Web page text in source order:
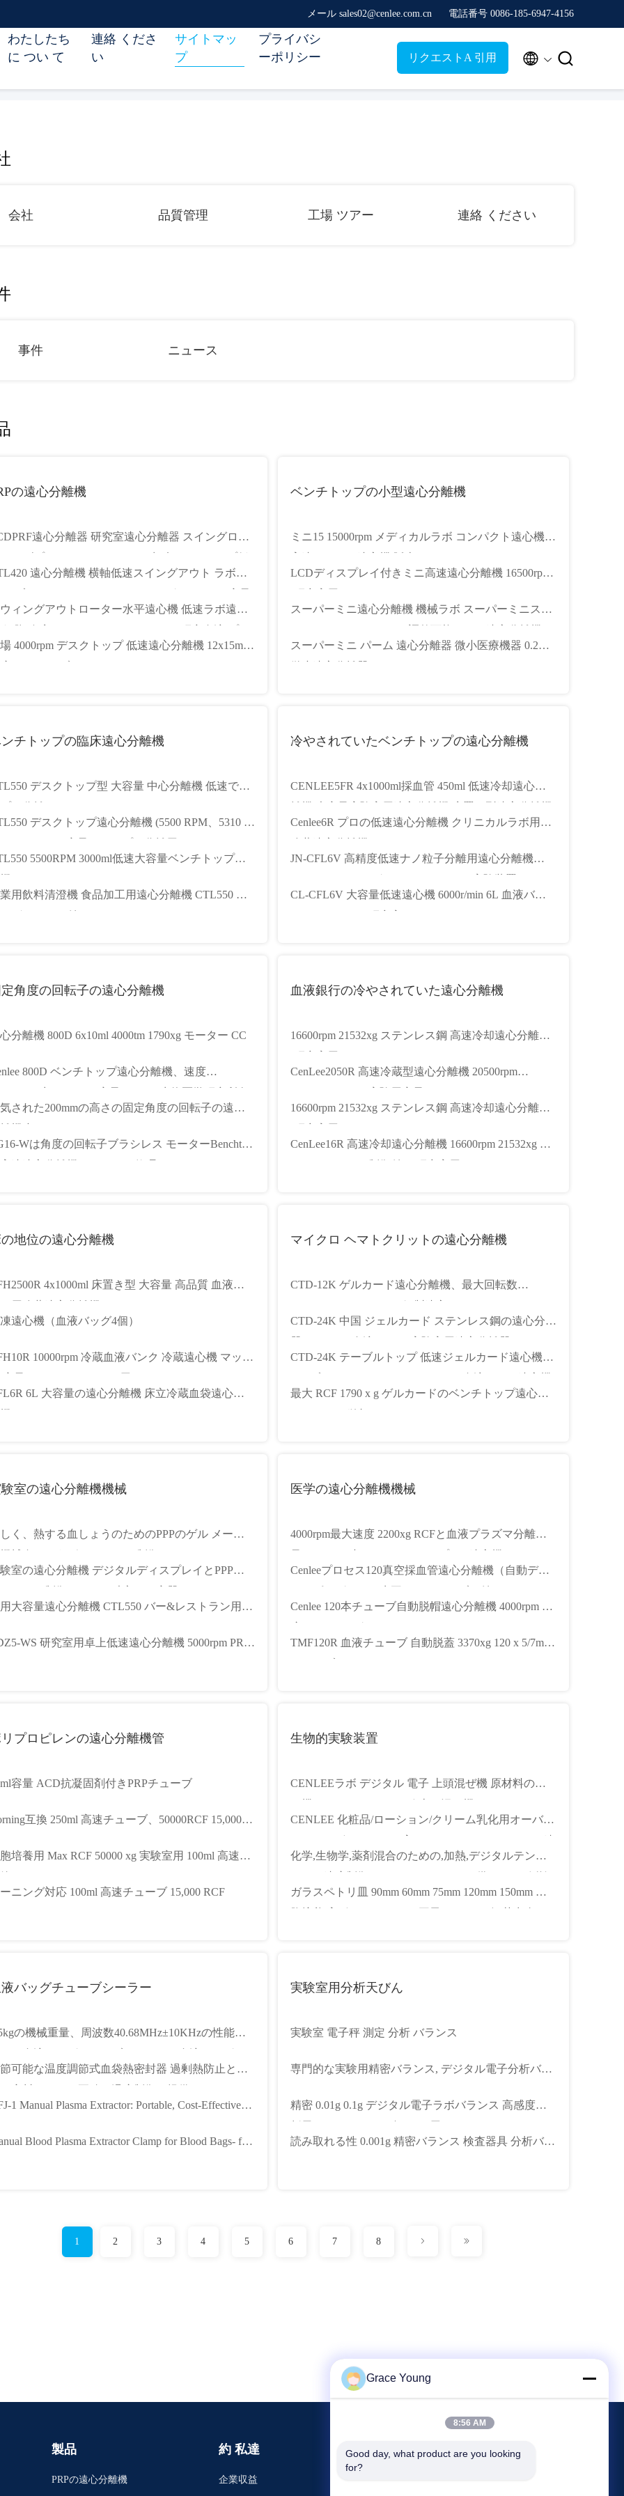
メール sales02@cenlee.com.cn 電話番号 0086-185-6947-4156
わたしたち
に つい て
連絡 くださ
い
サイトマッ
プ
プライバシ
ーポリシー
リクエストA 引用  
会社 品質管理 工場 ツアー 連絡 ください
事件 ニュース
の遠心分離機
遠心分離器 研究室遠心分離器 スイングロー
心分離機
遠心分離機 横軸低速スイングアウト ラボマ
ィングアウトローター水平遠心機 低速ラボ遠心
/尿分離
4000rpm デスクトップ 低速遠心分離機 12x15ml
ベンチトップの小型遠心分離機
ミニ15 15000rpm メディカルラボ コンパクト遠心機
LCDディスプレイ付きミニ高速遠心分離機 16500rpm
スーパーミニ遠心分離機 機械ラボ スーパーミニスト
スーパーミニ パーム 遠心分離器 微小医療機器 0.2ml
チトップの臨床遠心分離機
デスクトップ型 大容量 中心分離機 低速でサ
デスクトップ遠心分離機 (5500 RPM、5310 x
5500RPM 3000ml低速大容量ベンチトップ遠
用飲料清澄機 食品加工用遠心分離機 CTL550 ス
冷やされていたベンチトップの遠心分離機
CENLEE5FR 4x1000ml採血管 450ml 低速冷却遠心分
Cenlee6R プロの低速遠心分離機 クリニカルラボ用の
JN-CFL6V 高精度低速ナノ粒子分離用遠心分離機
CL-CFL6V 大容量低速遠心機 6000r/min 6L 血液バイ
定角度の回転子の遠心分離機
分離機 800D 6x10ml 4000tm 1790xg モーター CC
800D ベンチトップ遠心分離機、速度
された200mmの高さの固定角度の回転子の遠心
Wは角度の回転子ブラシレス モーターBenchtop
血液銀行の冷やされていた遠心分離機
16600rpm 21532xg ステンレス鋼 高速冷却遠心分離機
CenLee2050R 高速冷蔵型遠心分離機 20500rpm
16600rpm 21532xg ステンレス鋼 高速冷却遠心分離機
CenLee16R 高速冷却遠心分離機 16600rpm 21532xg タ
の地位の遠心分離機
4x1000ml 床置き型 大容量 高品質 血液バ
遠心機（血液バッグ4個）
10000rpm 冷蔵血液バンク 冷蔵遠心機 マック
6L 大容量の遠心分離機 床立冷蔵血袋遠心分
マイクロ ヘマトクリットの遠心分離機
CTD-12K ゲルカード遠心分離機、最大回転数
CTD-24K 中国 ジェルカード ステンレス鋼の遠心分離
CTD-24K テーブルトップ 低速ジェルカード遠心機
ラボや病院用
最大 RCF 1790 x g ゲルカードのベンチトップ遠心機
室の遠心分離機機械
く、熱する血しょうのためのPPPのゲル メーカ
室の遠心分離機 デジタルディスプレイとPPPゲ
大容量遠心分離機 CTL550 バー&レストラン用
WS 研究室用卓上低速遠心分離機 5000rpm PRP
医学の遠心分離機機械
4000rpm最大速度 2200xg RCFと血液プラズマ分離容
Cenleeプロセス120真空採血管遠心分離機（自動デキ
Cenlee 120本チューブ自動脱帽遠心分離機 4000rpm 速
TMF120R 血液チューブ 自動脱蓋 3370xg 120 x 5/7ml
プロピレンの遠心分離機管
容量 ACD抗凝固剤付きPRPチューブ
互換 250ml 高速チューブ、50000RCF 15,000
培養用 Max RCF 50000 xg 実験室用 100ml 高速遠
ニング対応 100ml 高速チューブ 15,000 RCF
生物的実験装置
CENLEEラボ デジタル 電子 上頭混ぜ機 原材料の混
CENLEE 化粧品/ローション/クリーム乳化用オーバー
度制御
化学,生物学,薬剤混合のための,加熱,デジタルテンプ
混合機
ガラスペトリ皿 90mm 60mm 75mm 120mm 150mm 細
液バッグチューブシーラー
の機械重量、周波数40.68MHz±10KHzの性能を
ブのシーリング用
可能な温度調節式血袋熱密封器 過剰熱防止と安
1 Manual Plasma Extractor: Portable, Cost-Effective
Blood Plasma Extractor Clamp for Blood Bags- for
実験室用分析天びん
実験室 電子秤 測定 分析 バランス
専門的な実験用精密バランス, デジタル電子分析バラ
精密 0.01g 0.1g デジタル電子ラボバランス 高感度分
読み取れる性 0.001g 精密バランス 検査器具 分析バラ
1 2 3 4 5 6 7 8
製品
PRPの遠心分離機
約 私達
企業収益
イベント
リクエストA 引用
Grace Young
8:56 AM
Good day, what product are you looking
for?